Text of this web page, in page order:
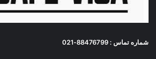
شماره تماس : 88476799-021